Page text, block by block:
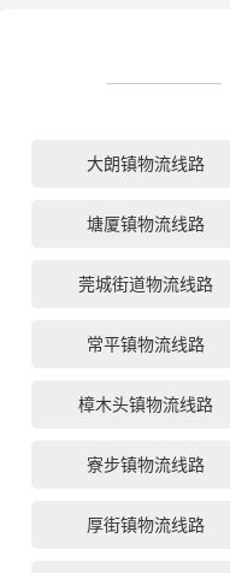
大朗镇物流线路
塘厦镇物流线路
莞城街道物流线路
常平镇物流线路
樟木头镇物流线路
寮步镇物流线路
厚街镇物流线路